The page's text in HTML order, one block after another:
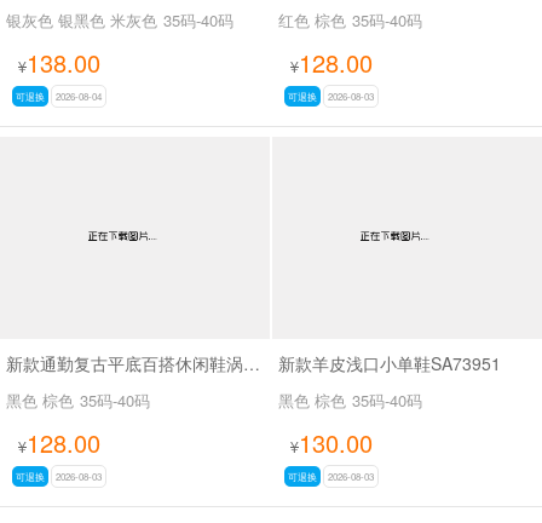
银灰色 银黑色 米灰色 35码-40码
¥138.00
可退换 2026-08-04
红色 棕色 35码-40码
¥128.00
可退换 2026-08-03
新款通勤复古平底百搭休闲鞋涡轮Lite芭蕾德训鞋SA2675
黑色 棕色 35码-40码
¥128.00
可退换 2026-08-03
新款羊皮浅口小单鞋SA73951
黑色 棕色 35码-40码
¥130.00
可退换 2026-08-03